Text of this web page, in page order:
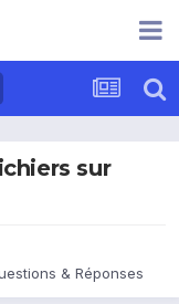
sur
& Réponses